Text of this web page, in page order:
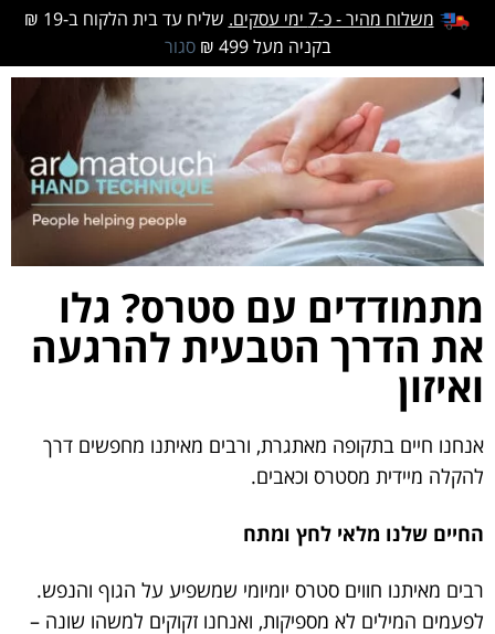
משלוח מהיר - כ-7 ימי עסקים.
שליח עד בית הלקוח ב-19 ₪
בקניה מעל 499 ₪
סגור
מתמודדים עם סטרס? גלו
את הדרך הטבעית להרגעה
ואיזון
אנחנו חיים בתקופה מאתגרת, ורבים מאיתנו מחפשים דרך
להקלה מיידית מסטרס וכאבים.
החיים שלנו מלאי לחץ ומתח
רבים מאיתנו חווים סטרס יומיומי שמשפיע על הגוף והנפש.
לפעמים המילים לא מספיקות, ואנחנו זקוקים למשהו שונה –